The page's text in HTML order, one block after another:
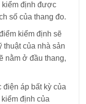
định được
số của thang đo.
kiểm định sẽ
của nhà sản
nằm ở đầu thang,
áp bất kỳ của
kiểm định của